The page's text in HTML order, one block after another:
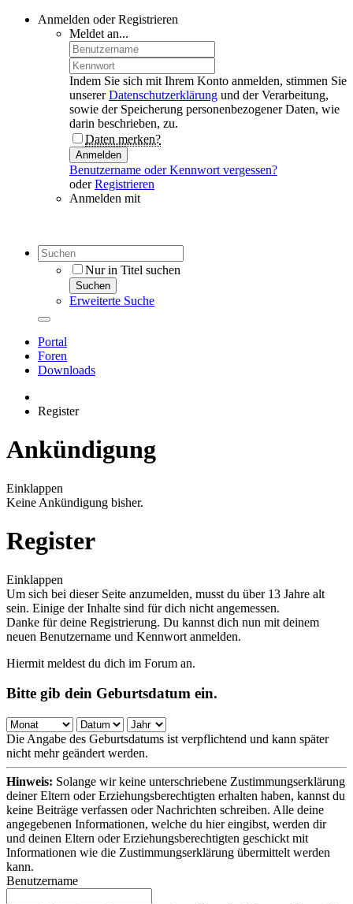
Anmelden oder Registrieren
Meldet an...
Indem Sie sich mit Ihrem Konto anmelden, stimmen Sie
unsererDatenschutzerklärung und der Verarbeitung,
sowie der Speicherung personenbezogener Daten, wie
darin beschrieben, zu.
Daten merken?
Anmelden
Benutzername oder Kennwort vergessen?
oderRegistrieren
Anmelden mit
Nur in Titel suchen
Suchen
Erweiterte Suche
Portal
Foren
Downloads
Register
Ankündigung
Einklappen
Keine Ankündigung bisher.
Register
Einklappen
Um sich bei dieser Seite anzumelden, musst du über 13 Jahre alt
sein. Einige der Inhalte sind für dich nicht angemessen.
Danke für deine Registrierung. Du kannst dich nun mit deinem
neuen Benutzername und Kennwort anmelden.
Hiermit meldest du dich im Forum an.
Bitte gib dein Geburtsdatum ein.
Die Angabe des Geburtsdatums ist verpflichtend und kann später
nicht mehr geändert werden.
Hinweis: Solange wir keine unterschriebene Zustimmungserklärung
deiner Eltern oder Erziehungsberechtigten erhalten haben, kannst du
keine Beiträge verfassen oder Nachrichten schreiben. Alle deine
angegebenen Informationen, welche du hier eingibst, werden dir
und deinen Eltern oder Erziehungsberechtigten geschickt mit
Informationen wie die Zustimmungserklärung übermittelt werden
kann.
Benutzername